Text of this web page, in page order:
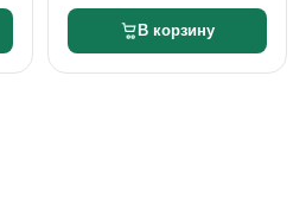
T201620
В корзину